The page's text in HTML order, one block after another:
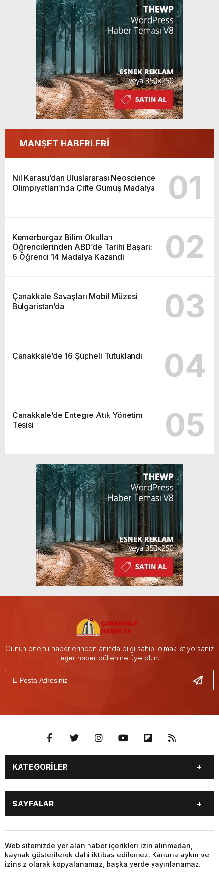
MANŞET HABERLERİ
Nil Karasu’dan Uluslararası Neoscience
Olimpiyatları’nda Çifte Gümüş Madalya
01
Kemerburgaz Bilim Okulları
Öğrencilerinden ABD’de Tarihi Başarı:
6 Öğrenci 14 Madalya Kazandı
02
Çanakkale Savaşları Mobil Müzesi
Bulgaristan’da
03
Çanakkale’de 16 Şüpheli Tutuklandı 04
Çanakkale’de Entegre Atık Yönetim
Tesisi
05
Günün önemli haberlerinden anında bilgi sahibi olmak istiyorsanız
eğer haber bültenine üye olun.
KATEGORİLER
GÜNDEM
SEKTÖR ÖZEL
DÜNYA
EKONOMİ
SPOR
SAYFALAR
DÜNYA
SİYASET
EKONOMİ
SPOR
Web sitemizde yer alan haber içerikleri izin alınmadan,
kaynak gösterilerek dahi iktibas edilemez. Kanuna aykırı ve
izinsiz olarak kopyalanamaz, başka yerde yayınlanamaz.